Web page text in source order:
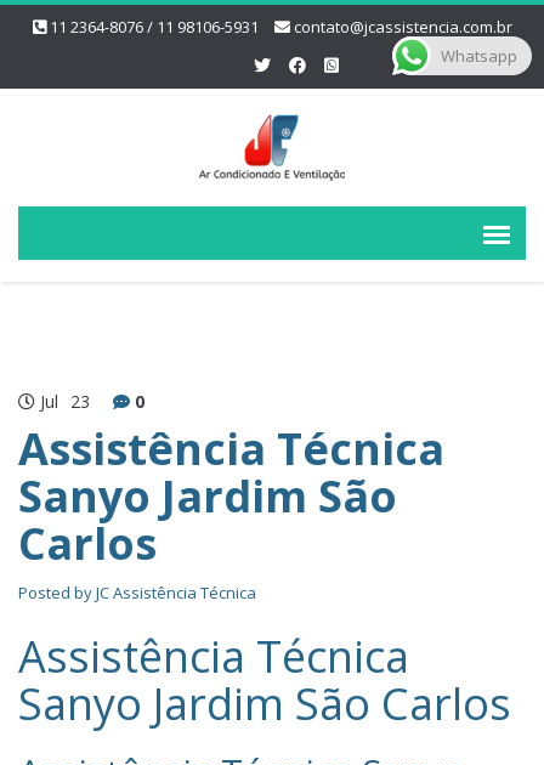
11 2364-8076 / 11 98106-5931 contato@jcassistencia.com.br
Jul 23 0
Assistência Técnica
Sanyo Jardim São
Carlos
Posted byJC Assistência Técnica
Assistência Técnica
Sanyo Jardim São Carlos
Whatsapp